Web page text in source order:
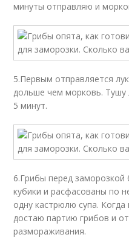
минуты отправляю и
5.Первым отправляется
дольше чем морковь. Тушу
5 минут.
6.Грибы перед
кубики и расфасованы по
одну кастрюлю супа.
достаю партию грибов и
размораживания.